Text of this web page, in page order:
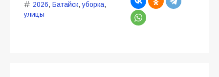
2026, Батайск,уборка,
улицы